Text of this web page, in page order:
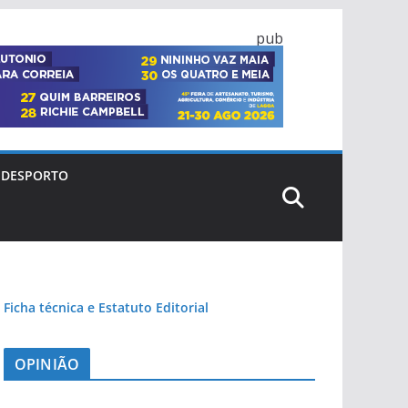
pub
DESPORTO
Ficha técnica e Estatuto Editorial
OPINIÃO